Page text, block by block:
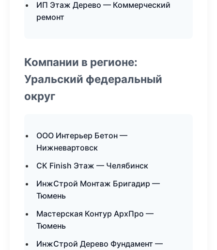
ИП Этаж Дерево — Коммерческий
ремонт
Компании в регионе:
Уральский федеральный
округ
ООО Интерьер Бетон —
Нижневартовск
СК Finish Этаж — Челябинск
ИнжСтрой Монтаж Бригадир —
Тюмень
Мастерская Контур АрхПро —
Тюмень
ИнжСтрой Дерево Фундамент —